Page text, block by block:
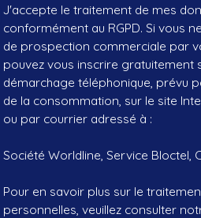
J'accepte le traitement de mes
conformément au RGPD. Si vous
de prospection commerciale par
pouvez vous inscrire gratuitement
démarchage téléphonique, prévu
de la consommation, sur le site
ou par courrier adressé à :
Société Worldline, Service Bloctel,
Pour en savoir plus sur le
personnelles, veuillez consulter